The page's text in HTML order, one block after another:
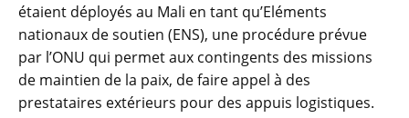
étaient déployés au Mali en tant qu’Eléments
nationaux de soutien (ENS), une procédure prévue
par l’ONU qui permet aux contingents des missions
de maintien de la paix, de faire appel à des
prestataires extérieurs pour des appuis logistiques.